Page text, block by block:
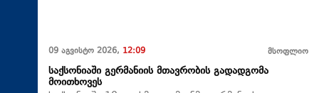
09 აგვისტო 2026, 12:09 მსოფლიო
საქსონიაში გერმანიის მთავრობის გადადგომა
მოითხოვეს